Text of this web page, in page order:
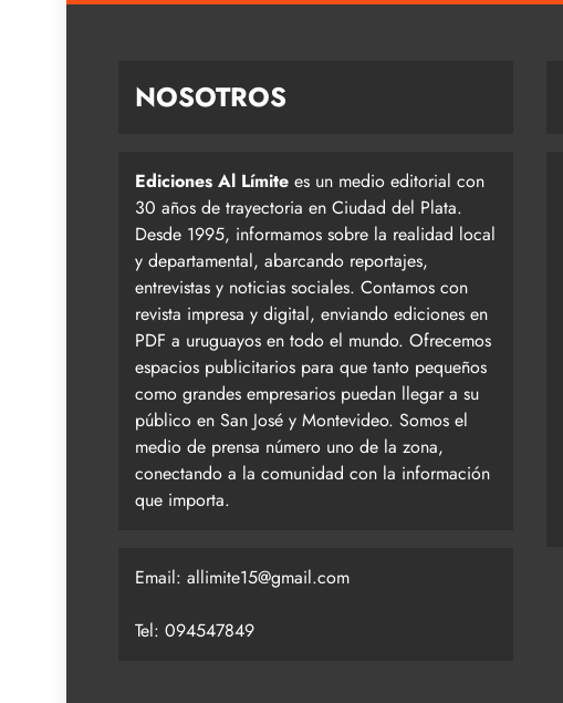
NOSOTROS
Ediciones Al Límite es un medio editorial con
30 años de trayectoria en Ciudad del Plata.
Desde 1995, informamos sobre la realidad local
y departamental, abarcando reportajes,
entrevistas y noticias sociales. Contamos con
revista impresa y digital, enviando ediciones en
PDF a uruguayos en todo el mundo. Ofrecemos
espacios publicitarios para que tanto pequeños
como grandes empresarios puedan llegar a su
público en San José y Montevideo. Somos el
medio de prensa número uno de la zona,
conectando a la comunidad con la información
que importa.
Email: allimite15@gmail.com
Tel: 094547849